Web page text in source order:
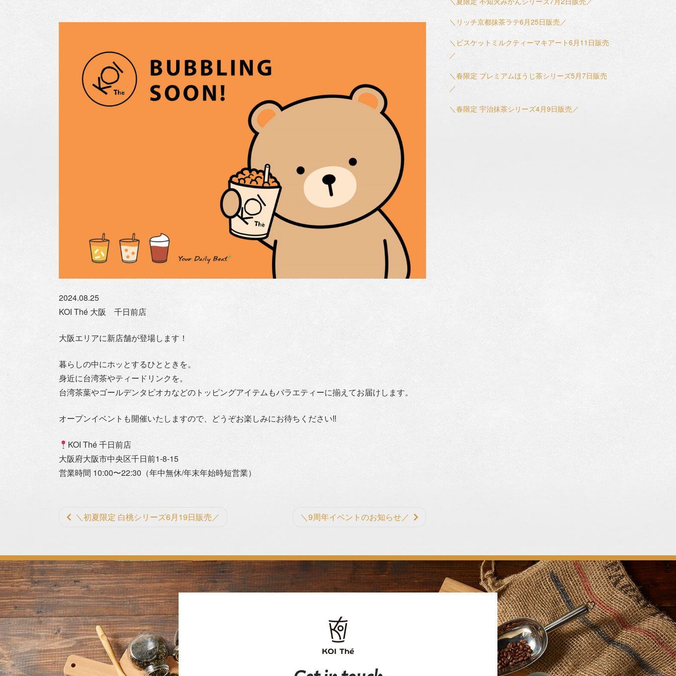
2024.08.25
KOI Thé 大阪 千日前店
大阪エリアに新店舗が登場します！
暮らしの中にホッとするひとときを。
身近に台湾茶やティードリンクを。
台湾茶葉やゴールデンタピオカなどのトッピングアイテムもバラエティーに揃えてお届けします。
オープンイベントも開催いたしますので、どうぞお楽しみにお待ちください‼
KOI Thé 千日前店
大阪府大阪市中央区千日前1-8-15
営業時間 10:00〜22:30（年中無休/年末年始時短営業）
前
の
記
事
へ
の
リ
ン
＼初夏限定 白桃シリーズ6月19日販売／ ＼9周年イベントのお知らせ／
＼リッチ京都抹茶ラテ6月25日販売／
＼ビスケットミルクティーマキアート6月11日販売
／
＼春限定 プレミアムほうじ茶シリーズ5月7日販売
／
＼春限定 宇治抹茶シリーズ4月9日販売／